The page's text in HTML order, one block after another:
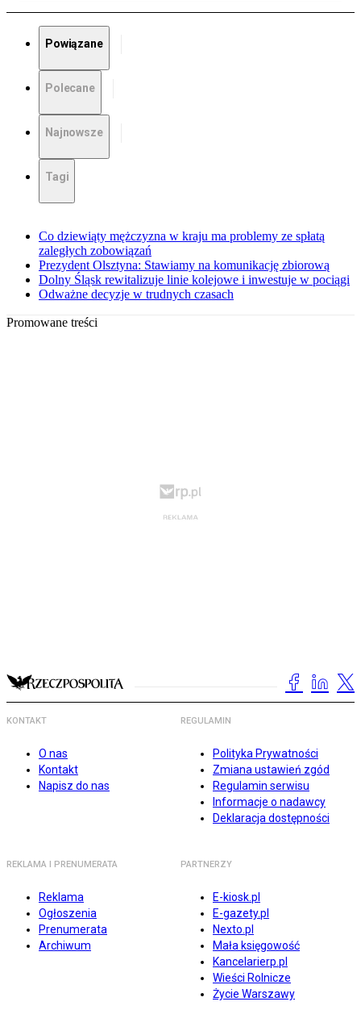
Powiązane
Polecane
Najnowsze
Tagi
Co dziewiąty mężczyzna w kraju ma problemy ze spłatą
zaległych zobowiązań
Prezydent Olsztyna: Stawiamy na komunikację zbiorową
Dolny Śląsk rewitalizuje linie kolejowe i inwestuje w pociągi
Odważne decyzje w trudnych czasach
Promowane treści
KONTAKT
O nas
Kontakt
Napisz do nas
REGULAMIN
Polityka Prywatności
Zmiana ustawień zgód
Regulamin serwisu
Informacje o nadawcy
Deklaracja dostępności
REKLAMA I PRENUMERATA
Reklama
Ogłoszenia
Prenumerata
Archiwum
PARTNERZY
E-kiosk.pl
E-gazety.pl
Nexto.pl
Mała księgowość
Kancelarierp.pl
Wieści Rolnicze
Życie Warszawy